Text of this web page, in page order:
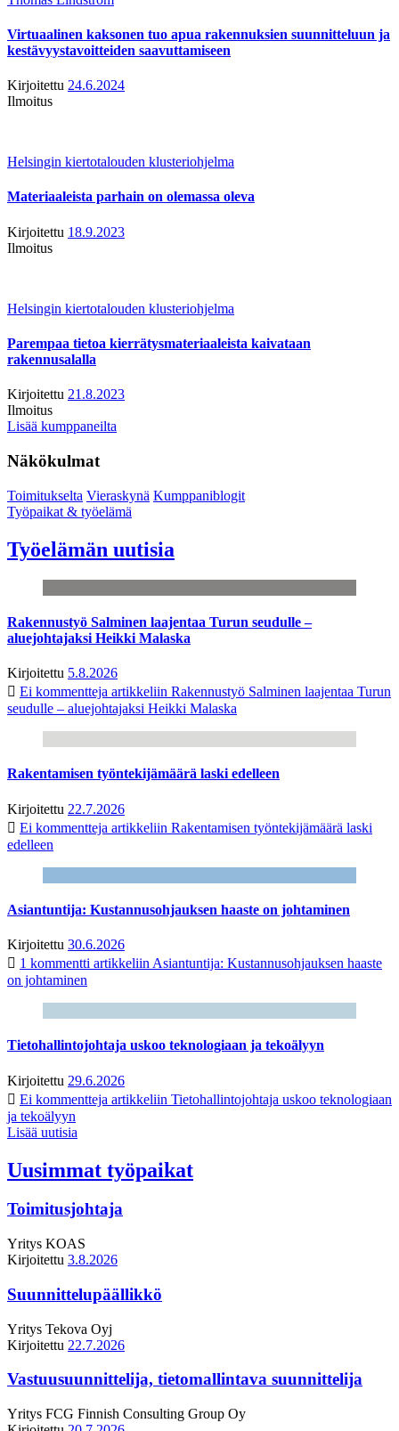
Virtuaalinen kaksonen tuo apua rakennuksien suunnitteluun ja
kestävyystavoitteiden saavuttamiseen
Kirjoitettu 24.6.2024
Ilmoitus
Helsingin kiertotalouden klusteriohjelma
Materiaaleista parhain on olemassa oleva
Kirjoitettu 18.9.2023
Ilmoitus
Helsingin kiertotalouden klusteriohjelma
Parempaa tietoa kierrätysmateriaaleista kaivataan
rakennusalalla
Kirjoitettu 21.8.2023
Ilmoitus
Lisää kumppaneilta
Näkökulmat
Toimitukselta Vieraskynä Kumppaniblogit
Työpaikat & työelämä
Työelämän uutisia
Rakennustyö Salminen laajentaa Turun seudulle –
aluejohtajaksi Heikki Malaska
Kirjoitettu 5.8.2026
Ei kommentteja artikkeliin Rakennustyö Salminen laajentaa Turun
seudulle – aluejohtajaksi Heikki Malaska
Rakentamisen työntekijämäärä laski edelleen
Kirjoitettu 22.7.2026
Ei kommentteja artikkeliin Rakentamisen työntekijämäärä laski
edelleen
Asiantuntija: Kustannusohjauksen haaste on johtaminen
Kirjoitettu 30.6.2026
1 kommentti artikkeliin Asiantuntija: Kustannusohjauksen haaste
on johtaminen
Tietohallintojohtaja uskoo teknologiaan ja tekoälyyn
Kirjoitettu 29.6.2026
Ei kommentteja artikkeliin Tietohallintojohtaja uskoo teknologiaan
ja tekoälyyn
Lisää uutisia
Uusimmat työpaikat
Toimitusjohtaja
Yritys KOAS
Kirjoitettu 3.8.2026
Suunnittelupäällikkö
Yritys Tekova Oyj
Kirjoitettu 22.7.2026
Vastuusuunnittelija, tietomallintava suunnittelija
Yritys FCG Finnish Consulting Group Oy